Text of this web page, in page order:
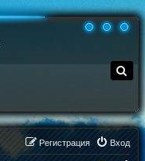
о
Вход
Регистрация